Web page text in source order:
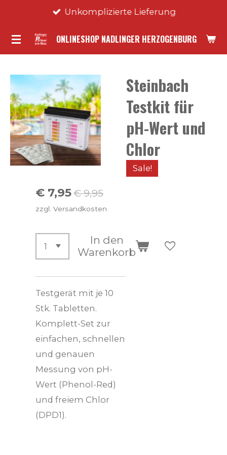
springen
ONLINESHOP NADLINGER HERZOGENBURG
Unkomplizierte Lieferung
Steinbach
Testkit für
pH-Wert und
Chlor
Sale!
€ 7,95€ 9,95
zzgl. Versandkosten
In den
Warenkorb
Testgerät mit je 10
Stk. Tabletten.
Komplett-Set zur
einfachen, schnellen
und genauen
Messung von pH-
Wert (Phenol-Red)
und freiem Chlor
(DPD1).